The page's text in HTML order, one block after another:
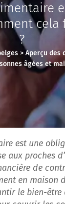
cela
?
> Aperçu des
âgées et
est une
aux proches
de
en maison
le bien-être